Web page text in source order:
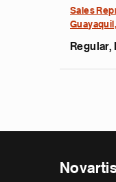
Sales
Regular,